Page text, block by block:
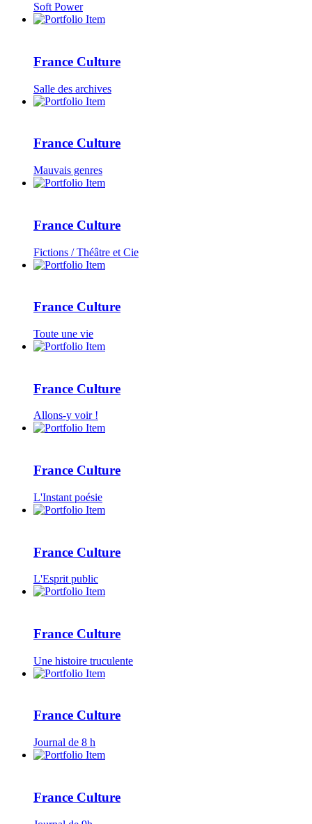
Soft Power
France Culture
Salle des archives
France Culture
Mauvais genres
France Culture
Fictions / Théâtre et Cie
France Culture
Toute une vie
France Culture
Allons-y voir !
France Culture
L'Instant poésie
France Culture
L'Esprit public
France Culture
Une histoire truculente
France Culture
Journal de 8 h
France Culture